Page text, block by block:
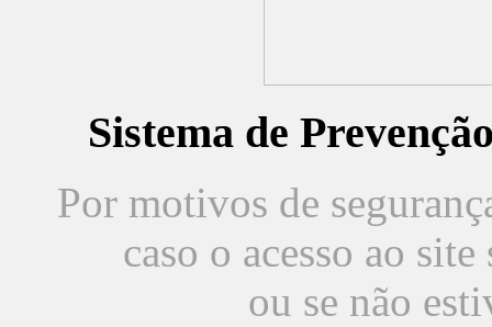
Sistema de
Por motivos de
caso o acesso ao
ou se não